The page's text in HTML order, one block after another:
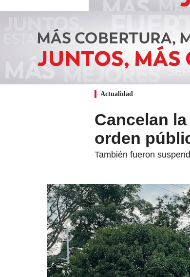
Actualidad
Cancelan
orden
También fueron